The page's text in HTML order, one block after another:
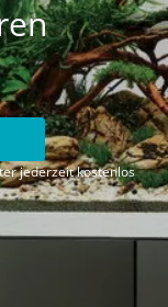
jederzeit kostenlos